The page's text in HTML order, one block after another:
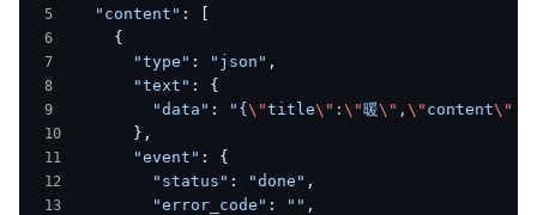
  "content"
: [
    {
      "type"
: "json" ,
      "text"
: {
        "data"
: "{ \"title\" : \"暖\" , \" content\"
      },
      "event"
: {
        "status"
: "done" ,
        "error_code"
: "" ,